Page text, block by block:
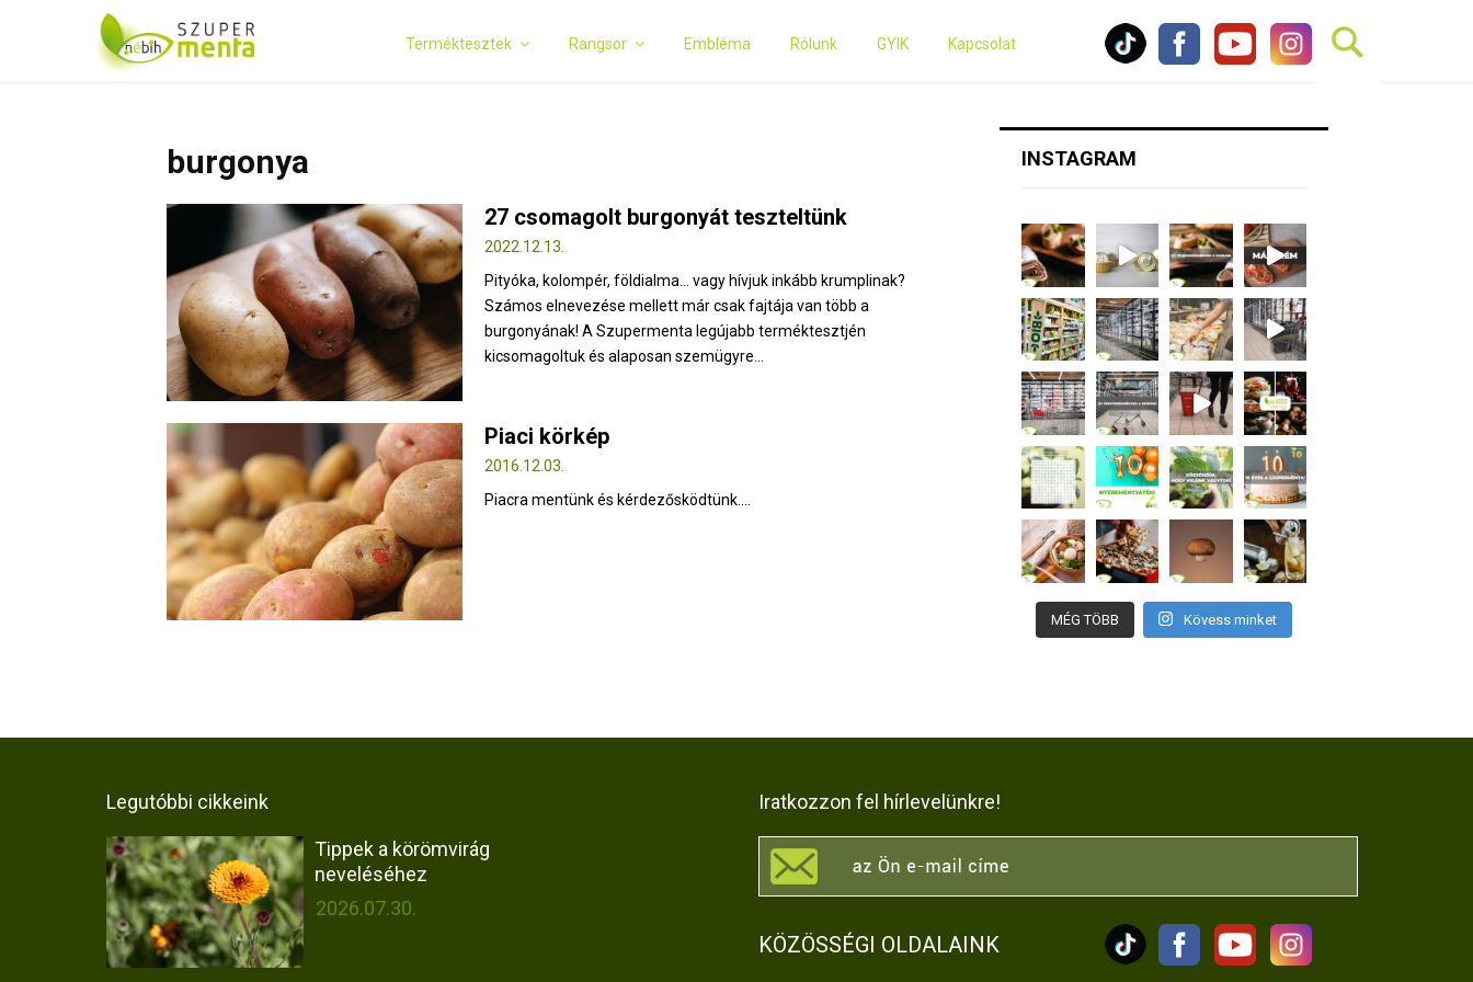
Terméktesztek Rangsor Embléma Rólunk GYIK Kapcsolat
burgonya
27 csomagolt burgonyát teszteltünk
2022.12.13.
Pityóka, kolompér, földialma… vagy hívjuk inkább krumplinak?
Számos elnevezése mellett már csak fajtája van több a
burgonyának! A Szupermenta legújabb terméktesztjén
kicsomagoltuk és alaposan szemügyre...
Piaci körkép
2016.12.03.
Piacra mentünk és kérdezősködtünk....
INSTAGRAM
MÉG TÖBB Kövess minket
Legutóbbi cikkeink
Tippek a körömvirág
neveléséhez
2026.07.30.
Iratkozzon fel hírlevelünkre!
KÖZÖSSÉGI OLDALAINK